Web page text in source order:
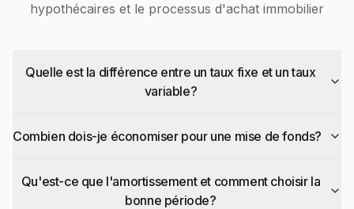
hypothécaires et le processus d'achat immobilier
Quelle est la différence entre un taux fixe et un taux
variable?
Combien dois-je économiser pour une mise de fonds?
Qu'est-ce que l'amortissement et comment choisir la
bonne période?